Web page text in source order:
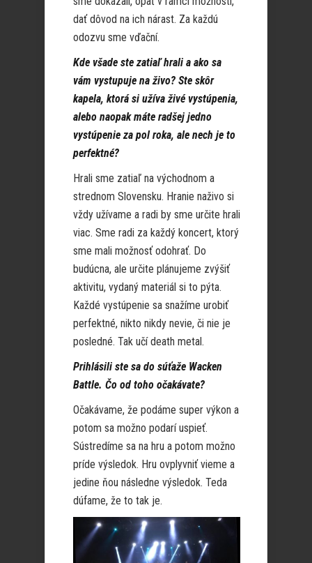
dať dôvod na ich nárast. Za každú
odozvu sme vďační.
Kde všade ste zatiaľ hrali a ako sa
vám vystupuje na živo? Ste skôr
kapela, ktorá si užíva živé vystúpenia,
alebo naopak máte radšej jedno
vystúpenie za pol roka, ale nech je to
perfektné?
Hrali sme zatiaľ na východnom a
strednom Slovensku. Hranie naživo si
vždy užívame a radi by sme určite hrali
viac. Sme radi za každý koncert, ktorý
sme mali možnosť odohrať. Do
budúcna, ale určite plánujeme zvýšiť
aktivitu, vydaný materiál si to pýta.
Každé vystúpenie sa snažíme urobiť
perfektné, nikto nikdy nevie, či nie je
posledné. Tak učí death metal.
Prihlásili ste sa do súťaže Wacken
Battle. Čo od toho očakávate?
Očakávame, že podáme super výkon a
potom sa možno podarí uspieť.
Sústredíme sa na hru a potom možno
príde výsledok. Hru ovplyvniť vieme a
jedine ňou následne výsledok. Teda
dúfame, že to tak je.